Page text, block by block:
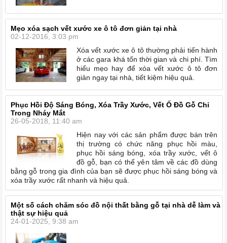
Mẹo xóa sạch vết xước xe ô tô đơn giản tại nhà
02-12-2016, 3:03 pm
Xóa vết xước xe ô tô thường phải tiến hành
ở các gara khá tốn thời gian và chi phí. Tìm
hiểu mẹo hay để xóa vết xước ô tô đơn
giản ngay tại nhà, tiết kiệm hiệu quả.
Phục Hồi Độ Sáng Bóng, Xóa Trầy Xước, Vết Ố Đồ Gỗ Chỉ
Trong Nháy Mắt
26-05-2018, 11:40 am
Hiện nay với các sản phẩm được bán trên
thị trường có chức năng phục hồi màu,
phục hồi sáng bóng, xóa trầy xước, vết ô
đồ gỗ, bạn có thể yên tâm về các đồ dùng
bằng gỗ trong gia đình của bạn sẽ được phục hồi sáng bóng và
xóa trầy xước rất nhanh và hiệu quả.
Một số cách chăm sóc đồ nội thất bằng gỗ tại nhà dễ làm và
thật sự hiệu quả
24-01-2025, 9:38 am